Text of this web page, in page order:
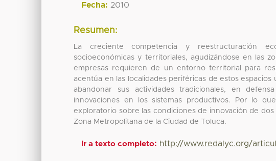
Fecha: 2010
Resumen:
La creciente competencia y reestructuración
socioeconómicas y territoriales, agudizándose en las
empresas requieren de un entorno territorial para
acentúa en las localidades periféricas de estos
abandonar sus actividades tradicionales, en
innovaciones en los sistemas productivos. Por lo
exploratorio sobre las condiciones de innovación de
Zona Metropolitana de la Ciudad de Toluca.
Ir a texto completo: http://www.redalyc.org/